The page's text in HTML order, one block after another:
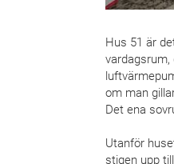
Hus 51 är
om man
Det ena
Utanför
stigen upp